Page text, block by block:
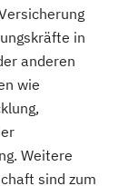
in
anderen
wie
Weitere
sind zum